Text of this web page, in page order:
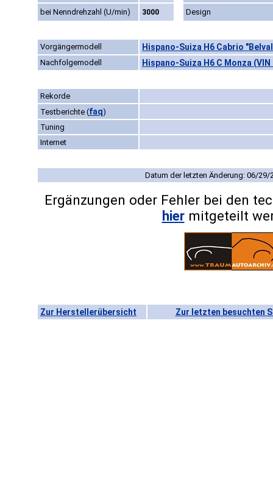
bei Nenndrehzahl (U/min)
3000 Design
Vorgängermodell Hispano-Suiza H6 Cabrio
Nachfolgemodell Hispano-Suiza H6 C Monza (VIN
Rekorde
Testberichte (faq)
Tuning
Internet
Datum der letzten Änderung: 06/29/
Ergänzungen oder Fehler bei den
hiermitgeteilt
Zur Herstellerübersicht Zur letzten besuchten